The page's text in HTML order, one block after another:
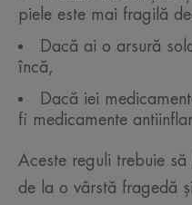
piele este mai fragilă
Dacă ai o arsură
încă,
Dacă iei
fi medicamente
Aceste reguli trebuie
de la o vârstă fragedă